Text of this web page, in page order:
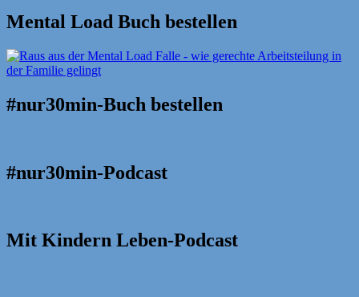
Mental Load Buch bestellen
#nur30min-Buch bestellen
#nur30min-Podcast
Mit Kindern Leben-Podcast